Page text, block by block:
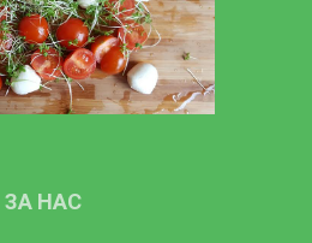
ЗА НАС